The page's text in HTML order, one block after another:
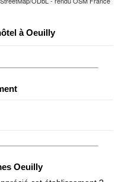
à Oeuilly
Oeuilly